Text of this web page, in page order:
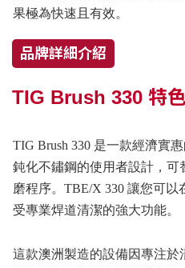
果極為快速且有效。
品牌詳細介紹
TIG Brush 330 特
TIG Brush 330 是一款經濟實
鈍化不鏽鋼的使用者設計，
磨程序。TBE/X 330 讓您可
受專業焊道清潔的強大功能。
這款澳洲製造的設備因專注